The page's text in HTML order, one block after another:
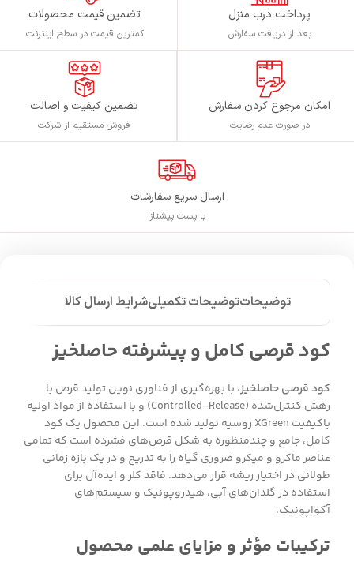
پرداخت درب منزل
بعد از دریافت سفارش
تضمین قیمت محصولات
کمترین قیمت در سطح اینترنت
امکان مرجوع کردن سفارش
در صورت عدم رضایت
تضمین کیفیت و اصالت
فروش مستقیم از شرکت
ارسال سریع سفارشات
با پست پیشتاز
توضیحاتتوضیحات تکمیلیشرایط ارسال کالا
کود قرصی کامل و پیشرفته حاصلخیز
کود قرصی حاصلخیز، با بهره‌گیری از فناوری نوین تولید قرص با
رهش کنترل‌شده (Controlled-Release) و با استفاده از مواد اولیه
باکیفیت XGreen روسیه تولید شده است. این محصول یک کود
کامل، جامع و چندمنظوره به شکل قرص‌های فشرده است که تمامی
عناصر ماکرو و میکرو ضروری گیاه را به تدریج و در یک بازه زمانی
طولانی در اختیار ریشه قرار می‌دهد. فاقد کلر و ایده‌آل برای
استفاده در گلدان‌های آبی، هیدروپونیک و سیستم‌های
آکواپونیک.
ترکیبات مؤثر و مزایای علمی محصول